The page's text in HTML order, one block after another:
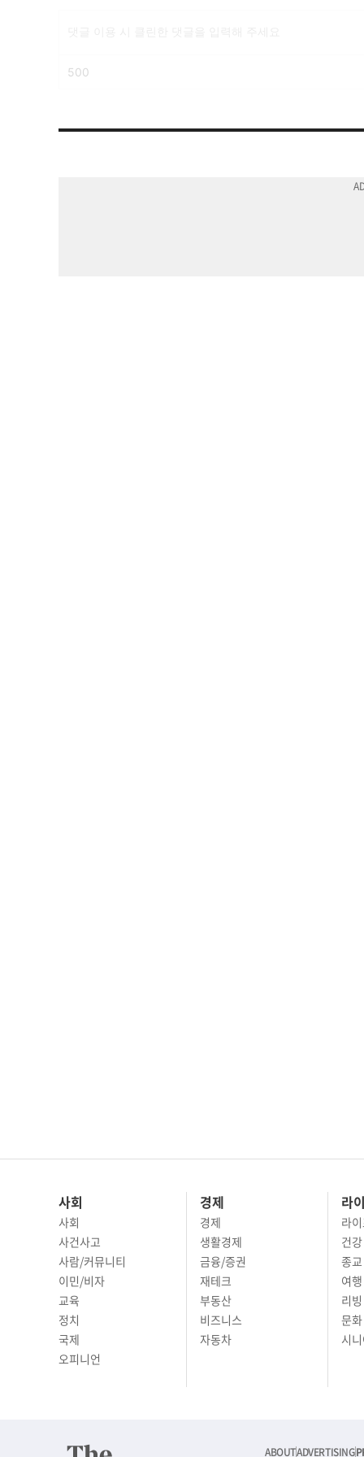
사회
사회
사건사고
사람/커뮤니티
이민/비자
교육
정치
국제
오피니언
경제
경제
생활경제
금융/증권
재테크
부동산
비즈니스
자동차
라
라
건강
종교
여
리
문
시
ABOUTADVERTISING